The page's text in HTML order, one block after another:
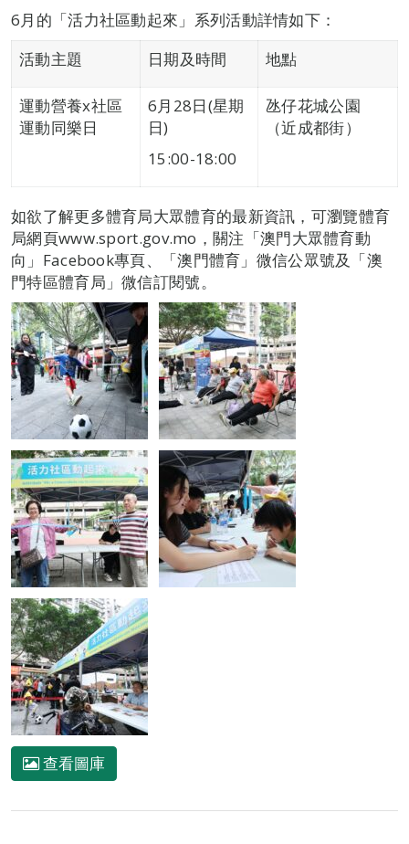
6月的「活力社區動起來」系列活動詳情如下：
活動主題
日期及時間 地點
運動營養x社區
運動同樂日
6月28日(星期
日)
15:00-18:00
氹仔花城公園
（近成都街）
如欲了解更多體育局大眾體育的最新資訊，可瀏覽體育
局網頁www.sport.gov.mo，關注「澳門大眾體育動
向」Facebook專頁、「澳門體育」微信公眾號及「澳
門特區體育局」微信訂閱號。
查看圖庫